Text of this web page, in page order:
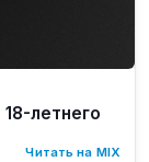
летнего
Читать на MIX